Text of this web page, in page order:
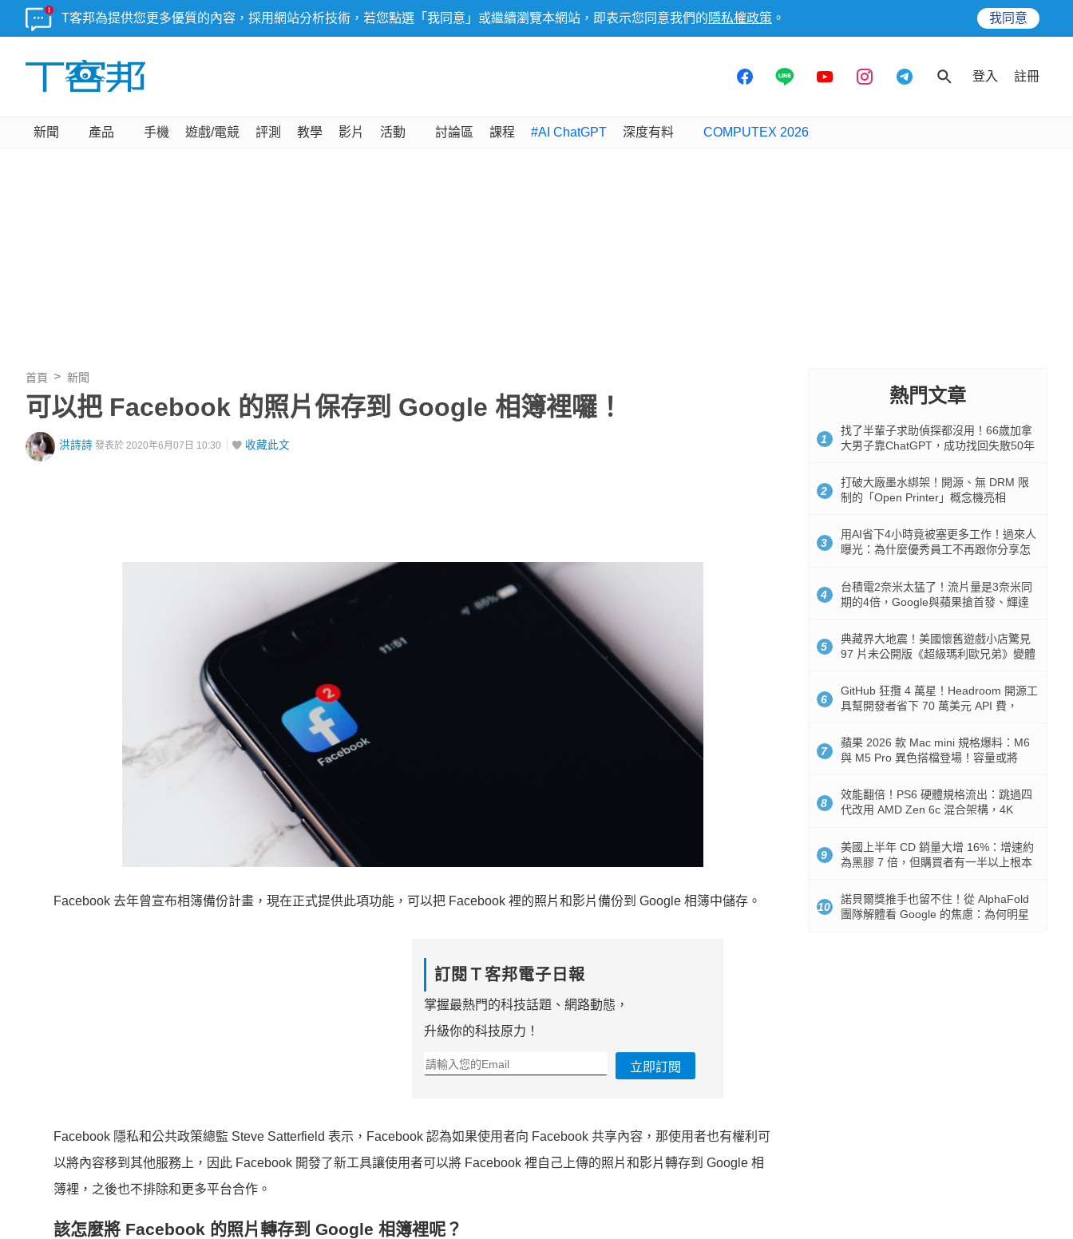
T客邦為提供您更多優質的內容，採用網站分析技術，若您點選「我同意」或繼續瀏覽本網站，即表示您同意我們的 隱私權政策 。 我同意
登入 註冊
新聞 產品 手機 遊戲/電競 評測 教學 影片 活動 討論區 課程 #AI ChatGPT 深度有料 COMPUTEX 2026
首頁 新聞
可以把 Facebook 的照片保存到 Google 相簿裡囉！
洪詩詩 發表於 2020年6月07日 10:30 收藏此文
Facebook 去年曾宣布相簿備份計畫，現在正式提供此項功能，可以把 Facebook 裡的照片和影片備份到 Google 相簿中儲存。
訂閱Ｔ客邦電子日報
掌握最熱門的科技話題、網路動態，
升級你的科技原力！
立即訂閱
Facebook 隱私和公共政策總監 Steve Satterfield 表示，Facebook 認為如果使用者向 Facebook 共享內容，那使用者也有權利可
以將內容移到其他服務上，因此 Facebook 開發了新工具讓使用者可以將 Facebook 裡自己上傳的照片和影片轉存到 Google 相
簿裡，之後也不排除和更多平台合作。
該怎麼將 Facebook 的照片轉存到 Google 相簿裡呢？
熱門文章
1
找了半輩子求助偵探都沒用！66歲加拿
大男子靠ChatGPT，成功找回失散50年
2
打破大廠墨水綁架！開源、無 DRM 限
制的「Open Printer」概念機亮相
3
用AI省下4小時竟被塞更多工作！過來人
曝光：為什麼優秀員工不再跟你分享怎
4
台積電2奈米太猛了！流片量是3奈米同
期的4倍，Google與蘋果搶首發、輝達
5
典藏界大地震！美國懷舊遊戲小店驚見
97 片未公開版《超級瑪利歐兄弟》變體
6
GitHub 狂攬 4 萬星！Headroom 開源工
具幫開發者省下 70 萬美元 API 費，
7
蘋果 2026 款 Mac mini 規格爆料：M6
與 M5 Pro 異色搭檔登場！容量或將
8
效能翻倍！PS6 硬體規格流出：跳過四
代改用 AMD Zen 6c 混合架構，4K
9
美國上半年 CD 銷量大增 16%：增速約
為黑膠 7 倍，但購買者有一半以上根本
10
諾貝爾獎推手也留不住！從 AlphaFold
團隊解體看 Google 的焦慮：為何明星